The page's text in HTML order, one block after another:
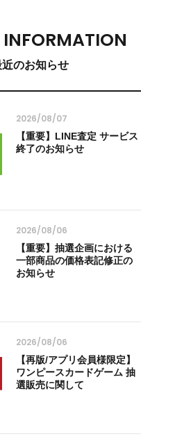
INFORMATION
近のお知らせ
2026/08/07
【重要】LINE査定 サービス
終了のお知らせ
2026/08/06
【重要】抽選企画における
一部商品の価格表記修正の
お知らせ
2026/08/06
【再版/アプリ会員様限定】
ワンピースカードゲーム 抽
選販売に関して